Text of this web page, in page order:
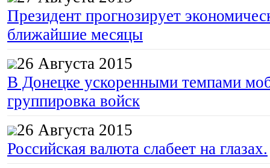
Президент прогнозирует
ближайшие месяцы
26 Августа 2015
В Донецке ускоренными темпами
группировка войск
26 Августа 2015
Российская валюта слабеет на глазах.